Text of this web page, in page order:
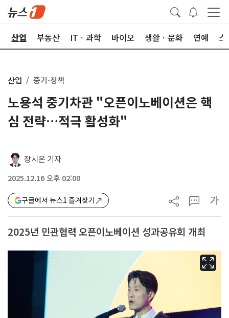
산업 부동산 ITㆍ과학 바이오 생활ㆍ문화 연예 스
산업 중기·정책
노용석 중기차관 "오픈이노베이션은 핵
심 전략…적극 활성화"
장시온 기자
2025.12.16 오후 02:00
구글에서 뉴스1 즐겨찾기 가
2025년 민관협력 오픈이노베이션 성과공유회 개최